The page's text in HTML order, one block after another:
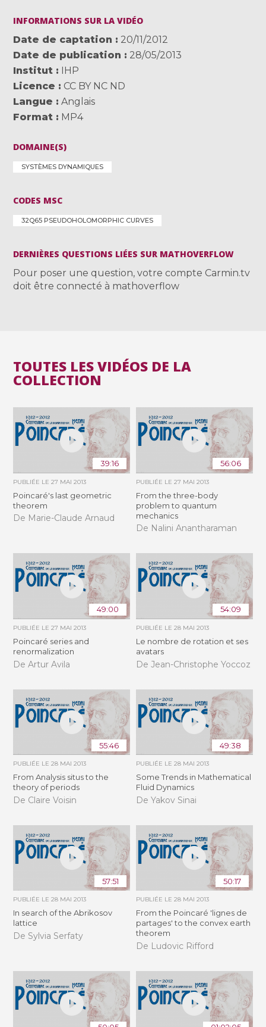
INFORMATIONS SUR LA VIDÉO
Date de captation
20/11/2012
Date de publication
28/05/2013
Institut
IHP
Licence
CC BY NC ND
Langue
Anglais
Format
MP4
DOMAINE(S)
SYSTÈMES DYNAMIQUES
CODES MSC
32Q65 PSEUDOHOLOMORPHIC CURVES
DERNIÈRES QUESTIONS LIÉES SUR MATHOVERFLOW
Pour poser une question, votre compte Carmin.tv
doit être connecté à mathoverflow
TOUTES LES VIDÉOS DE LA
COLLECTION
39:16
PUBLIÉE LE27 MAI 2013
Poincaré's last geometric
theorem
De Marie-Claude Arnaud
56:06
PUBLIÉE LE 27 MAI 2013
From the three-body
problem to quantum
mechanics
De Nalini Anantharaman
49:00
PUBLIÉE LE27 MAI 2013
Poincaré series and
renormalization
De Artur Avila
54:09
PUBLIÉE LE 28 MAI 2013
Le nombre de rotation et ses
avatars
De Jean-Christophe Yoccoz
55:46
PUBLIÉE LE28 MAI 2013
From Analysis situs to the
theory of periods
De Claire Voisin
49:38
PUBLIÉE LE 28 MAI 2013
Some Trends in Mathematical
Fluid Dynamics
De Yakov Sinai
57:51
PUBLIÉE LE28 MAI 2013
In search of the Abrikosov
lattice
De Sylvia Serfaty
50:17
PUBLIÉE LE 28 MAI 2013
From the Poincaré 'lignes de
partages' to the convex earth
theorem
De Ludovic Rifford